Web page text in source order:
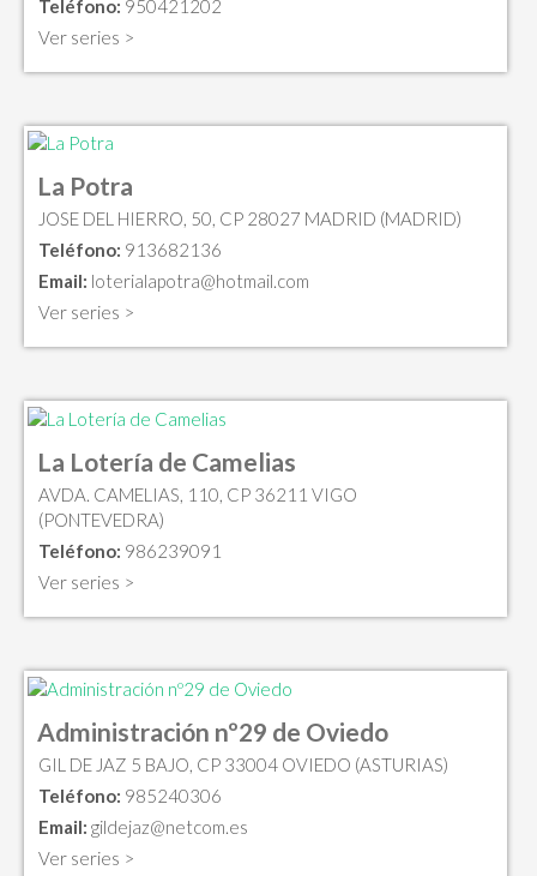
Teléfono: 950421202
Ver series >
La Potra
JOSE DEL HIERRO, 50, CP 28027 MADRID (MADRID)
Teléfono: 913682136
Email: loterialapotra@hotmail.com
Ver series >
La Lotería de Camelias
AVDA. CAMELIAS, 110, CP 36211 VIGO
(PONTEVEDRA)
Teléfono: 986239091
Ver series >
Administración nº29 de Oviedo
GIL DE JAZ 5 BAJO, CP 33004 OVIEDO (ASTURIAS)
Teléfono: 985240306
Email: gildejaz@netcom.es
Ver series >